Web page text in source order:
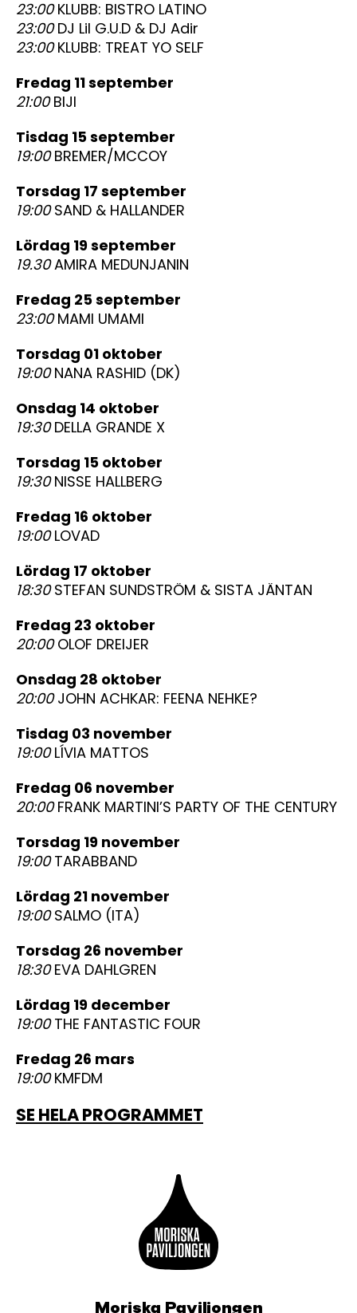
23:00KLUBB: BISTRO LATINO
23:00DJ Lil G.U.D & DJ Adir
23:00KLUBB: TREAT YO SELF
fredag 11 september
21:00BIJI
tisdag 15 september
19:00BREMER/MCCOY
torsdag 17 september
19:00SAND & HALLANDER
lördag 19 september
19.30AMIRA MEDUNJANIN
fredag 25 september
23:00MAMI UMAMI
torsdag 01 oktober
19:00NANA RASHID (DK)
onsdag 14 oktober
19:30DELLA GRANDE X
torsdag 15 oktober
19:30NISSE HALLBERG
fredag 16 oktober
19:00LOVAD
lördag 17 oktober
18:30STEFAN SUNDSTRÖM & SISTA JÄNTAN
fredag 23 oktober
20:00OLOF DREIJER
onsdag 28 oktober
20:00JOHN ACHKAR: FEENA NEHKE?
tisdag 03 november
19:00LÍVIA MATTOS
fredag 06 november
20:00FRANK MARTINI’S PARTY OF THE CENTURY
torsdag 19 november
19:00TARABBAND
lördag 21 november
19:00SALMO (ITA)
torsdag 26 november
18:30EVA DAHLGREN
lördag 19 december
19:00THE FANTASTIC FOUR
fredag 26 mars
19:00KMFDM
SE HELA PROGRAMMET
Moriska Paviljongen